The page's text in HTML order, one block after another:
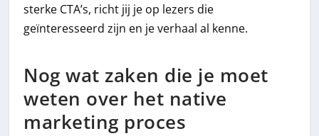
sterke CTA’s, richt jij je op lezers die
geïnteresseerd zijn en je verhaal al kenne.
Nog wat zaken die je moet
weten over het native
marketing proces